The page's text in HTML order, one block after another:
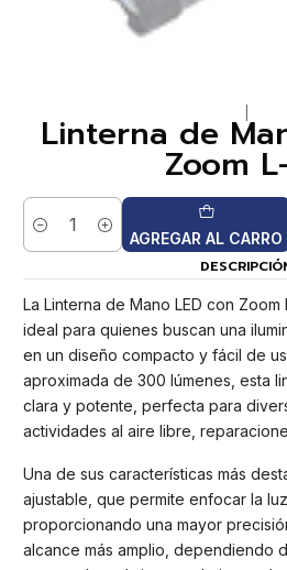
Linterna de
Zoom
Cantidad AGREGAR AL CARRO
La Linterna de Mano LED con Zoom
ideal para quienes buscan una
en un diseño compacto y fácil de
aproximada de 300 lúmenes, esta
clara y potente, perfecta para
actividades al aire libre,
Una de sus características más
ajustable, que permite enfocar la
proporcionando una mayor
alcance más amplio, dependiendo